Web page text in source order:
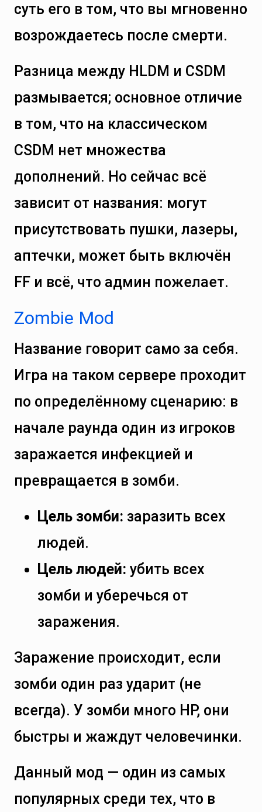
суть его в том, что вы мгновенно
возрождаетесь после смерти.
Разница между HLDM и CSDM
размывается; основное отличие
в том, что на классическом
CSDM нет множества
дополнений. Но сейчас всё
зависит от названия: могут
присутствовать пушки, лазеры,
аптечки, может быть включён
FF и всё, что админ пожелает.
Zombie Mod
Название говорит само за себя.
Игра на таком сервере проходит
по определённому сценарию: в
начале раунда один из игроков
заражается инфекцией и
превращается в зомби.
Цель зомби: заразить всех
людей.
Цель людей: убить всех
зомби и уберечься от
заражения.
Заражение происходит, если
зомби один раз ударит (не
всегда). У зомби много HP, они
быстры и жаждут человечинки.
Данный мод — один из самых
популярных среди тех, что в